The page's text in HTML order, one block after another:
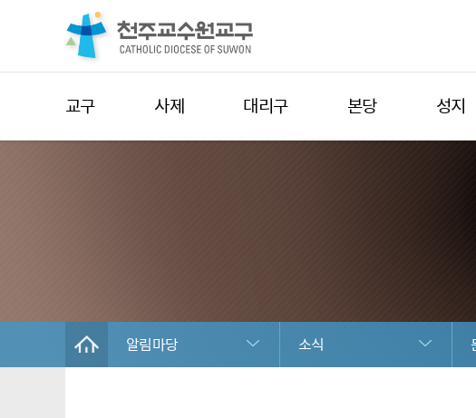
교구 사제 대리구 본당 성지
알림마당 소식